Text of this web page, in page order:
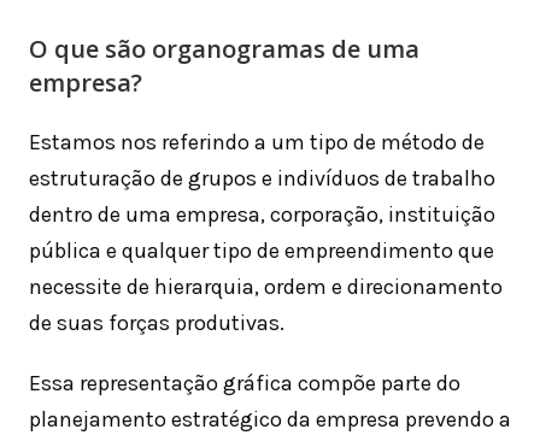
O que são organogramas de uma
empresa?
Estamos nos referindo a um tipo de método de
estruturação de grupos e indivíduos de trabalho
dentro de uma empresa, corporação, instituição
pública e qualquer tipo de empreendimento que
necessite de hierarquia, ordem e direcionamento
de suas forças produtivas.
Essa representação gráfica compõe parte do
planejamento estratégico da empresa prevendo a